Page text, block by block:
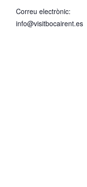
Correu electrònic:
info@visitbocairent.es